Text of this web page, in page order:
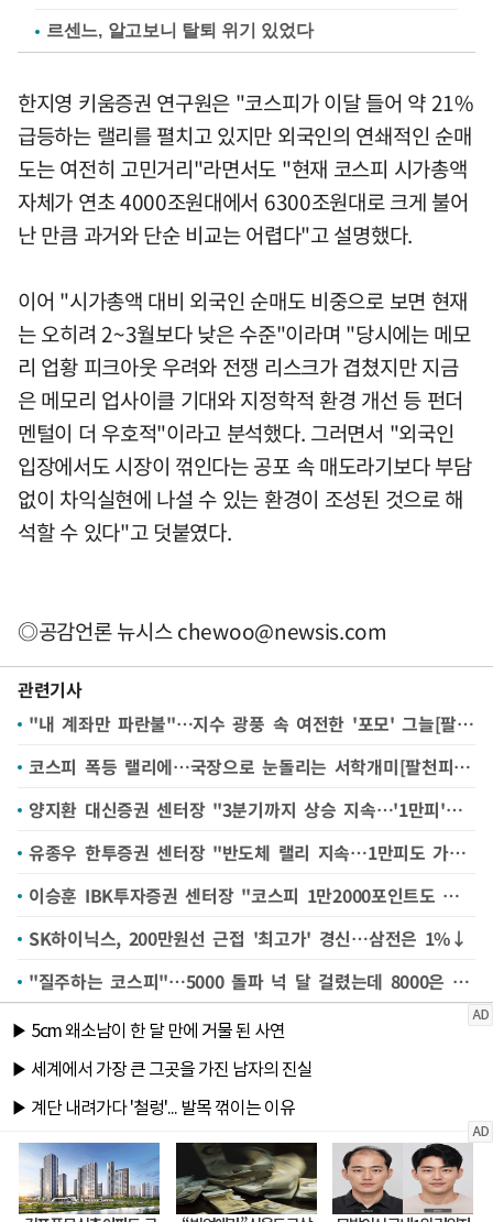
르센느, 알고보니 탈퇴 위기 있었다
한지영 키움증권 연구원은 "코스피가 이달 들어 약 21%
급등하는 랠리를 펼치고 있지만 외국인의 연쇄적인 순매
도는 여전히 고민거리"라면서도 "현재 코스피 시가총액
자체가 연초 4000조원대에서 6300조원대로 크게 불어
난 만큼 과거와 단순 비교는 어렵다"고 설명했다.
이어 "시가총액 대비 외국인 순매도 비중으로 보면 현재
는 오히려 2~3월보다 낮은 수준"이라며 "당시에는 메모
리 업황 피크아웃 우려와 전쟁 리스크가 겹쳤지만 지금
은 메모리 업사이클 기대와 지정학적 환경 개선 등 펀더
멘털이 더 우호적"이라고 분석했다. 그러면서 "외국인
입장에서도 시장이 꺾인다는 공포 속 매도라기보다 부담
없이 차익실현에 나설 수 있는 환경이 조성된 것으로 해
석할 수 있다"고 덧붙였다.
◎공감언론 뉴시스chewoo@newsis.com
관련기사
"내 계좌만 파란불"…지수 광풍 속 여전한 '포모' 그늘[팔천피 시대]
코스피 폭등 랠리에…국장으로 눈돌리는 서학개미[팔천피 시대]
양지환 대신증권 센터장 "3분기까지 상승 지속…'1만피'도 충분"[팔천피 시대]
유종우 한투증권 센터장 "반도체 랠리 지속…1만피도 가능"[팔천피 시대]
이승훈 IBK투자증권 센터장 "코스피 1만2000포인트도 가능"[팔천피 시대]
SK하이닉스, 200만원선 근접 '최고가' 경신…삼전은 1%↓
"질주하는 코스피"…5000 돌파 넉 달 걸렸는데 8000은 7거래일만[팔천피 시대]